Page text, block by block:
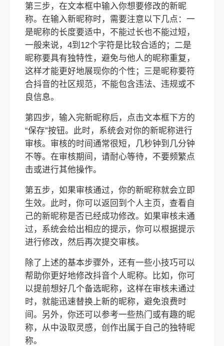
第三步，在文本框中输入你想要修改的新昵
称。在输入新昵称时，需要注意以下几点：一
是昵称的长度要适中，不能过长也不能过短，
一般来说，4到12个字符是比较合适的；二是
昵称要具有独特性，避免与他人的昵称重复，
这样才能更好地展现你的个性；三是昵称要符
合抖音的社区规范，不能包含违法、违规或不
良信息。
第四步，输入完新昵称后，点击文本框下方的
“保存”按钮。此时，系统会对你的新昵称进行
审核。审核的时间通常很短，几秒钟到几分钟
不等。在审核期间，请耐心等待，不要频繁点
击或进行其他操作。
第五步，如果审核通过，你的新昵称就会立即
生效。此时，你可以返回到个人主页，查看自
己的新昵称是否已经成功修改。如果审核未通
过，系统会给出相应的提示，你可以根据提示
进行修改，然后再次提交审核。
除了上述的基本步骤外，还有一些小技巧可以
帮助你更好地修改抖音个人昵称。比如，你可
以提前想好几个备选昵称，这样在审核未通过
时，就能迅速替换上新的昵称，避免浪费时
间。另外，你还可以参考一些热门或有趣的昵
称，从中汲取灵感，创作出属于自己的独特昵
称。